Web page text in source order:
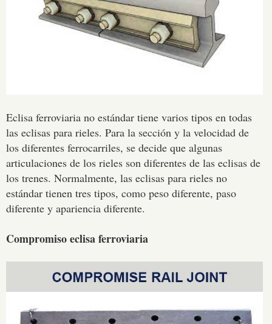
Eclisa ferroviaria no estándar tiene varios tipos en todas
las eclisas para rieles. Para la sección y la velocidad de
los diferentes ferrocarriles, se decide que algunas
articulaciones de los rieles son diferentes de las eclisas de
los trenes. Normalmente, las eclisas para rieles no
estándar tienen tres tipos, como peso diferente, paso
diferente y apariencia diferente.
Compromiso eclisa ferroviaria